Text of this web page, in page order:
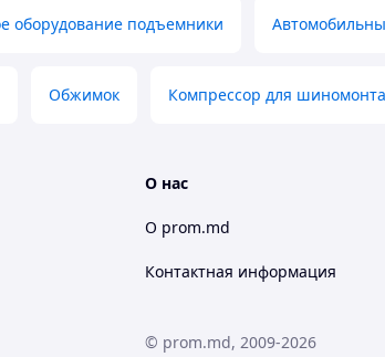
оборудование подъемники
Обжимок Компрессор для
О нас
О prom.md
Контактная информация
© prom.md, 2009-2026